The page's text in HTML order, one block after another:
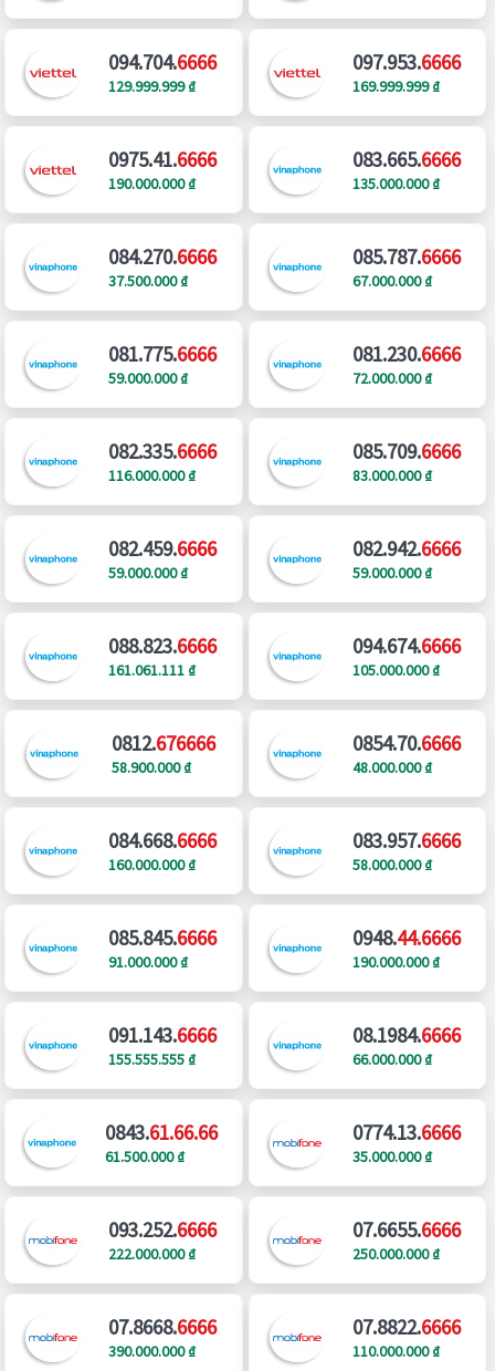
094.704.6666
129.999.999 ₫
097.953.6666
169.999.999 ₫
0975.41.6666
190.000.000 ₫
083.665.6666
135.000.000 ₫
084.270.6666
37.500.000 ₫
085.787.6666
67.000.000 ₫
081.775.6666
59.000.000 ₫
081.230.6666
72.000.000 ₫
082.335.6666
116.000.000 ₫
085.709.6666
83.000.000 ₫
082.459.6666
59.000.000 ₫
082.942.6666
59.000.000 ₫
088.823.6666
161.061.111 ₫
094.674.6666
105.000.000 ₫
0812.676666
58.900.000 ₫
0854.70.6666
48.000.000 ₫
084.668.6666
160.000.000 ₫
083.957.6666
58.000.000 ₫
085.845.6666
91.000.000 ₫
0948.44.6666
190.000.000 ₫
091.143.6666
155.555.555 ₫
08.1984.6666
66.000.000 ₫
0843.61.66.66
61.500.000 ₫
0774.13.6666
35.000.000 ₫
093.252.6666
222.000.000 ₫
07.6655.6666
250.000.000 ₫
07.8668.6666
390.000.000 ₫
07.8822.6666
110.000.000 ₫